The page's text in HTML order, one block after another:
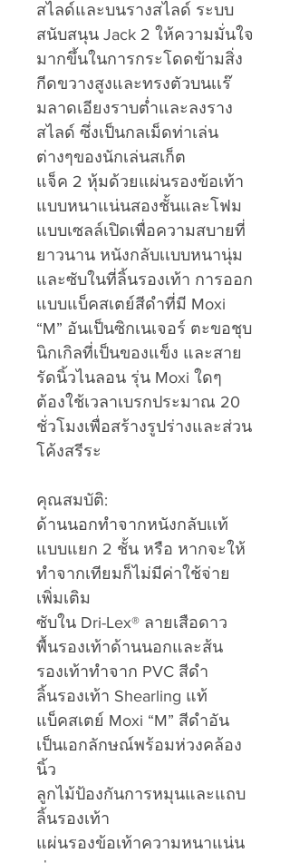
สไลด์และบนรางสไลด์ ระบบ
สนับสนุน Jack 2 ให้ความมั่นใจ
มากขึ้นในการกระโดดข้ามสิ่ง
กีดขวางสูงและทรงตัวบนเเร๊
มลาดเอียงราบต่ำและลงราง
สไลด์ ซึ่งเป็นกลเม็ดท่าเล่น
ต่างๆของนักเล่นสเก็ต
แจ็ค 2 หุ้มด้วยแผ่นรองข้อเท้า
แบบหนาแน่นสองชั้นและโฟม
แบบเซลล์เปิดเพื่อความสบายที่
ยาวนาน หนังกลับเเบบหนานุ่ม
และซับในที่ลิ้นรองเท้า การออก
แบบแบ็คสเตย์สีดำที่มี Moxi
“M” อันเป็นซิกเนเจอร์ ตะขอชุบ
นิกเกิลที่เป็นของแข็ง และสาย
รัดนิ้วไนลอน รุ่น Moxi ใดๆ
ต้องใช้เวลาเบรกประมาณ 20
ชั่วโมงเพื่อสร้างรูปร่างและส่วน
โค้งสรีระ
คุณสมบัติ:
ด้านนอกทำจากหนังกลับเเท้
แบบแยก 2 ชั้น หรือ หากจะให้
ทำจากเทียมก็ไม่มีค่าใช้จ่าย
เพิ่มเติม
ซับใน Dri-Lex® ลายเสือดาว
พื้นรองเท้าด้านนอกและส้น
รองเท้าทำจาก PVC สีดำ
ลิ้นรองเท้า Shearling แท้
แบ็คสเตย์ Moxi “M” สีดำอัน
เป็นเอกลักษณ์พร้อมห่วงคล้อง
นิ้ว
ลูกไม้ป้องกันการหมุนและแถบ
ลิ้นรองเท้า
แผ่นรองข้อเท้าความหนาแน่น